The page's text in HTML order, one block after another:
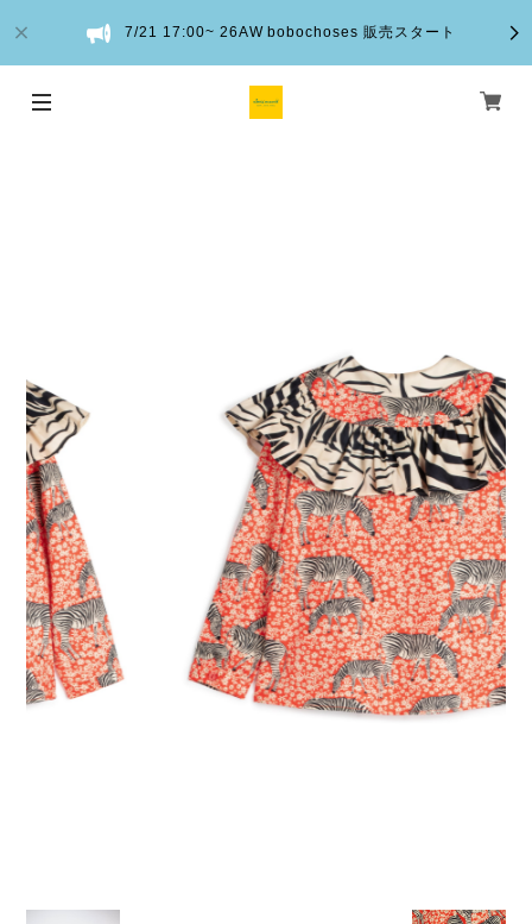
7/21 17:00~ 26AW bobochoses 販売スタート